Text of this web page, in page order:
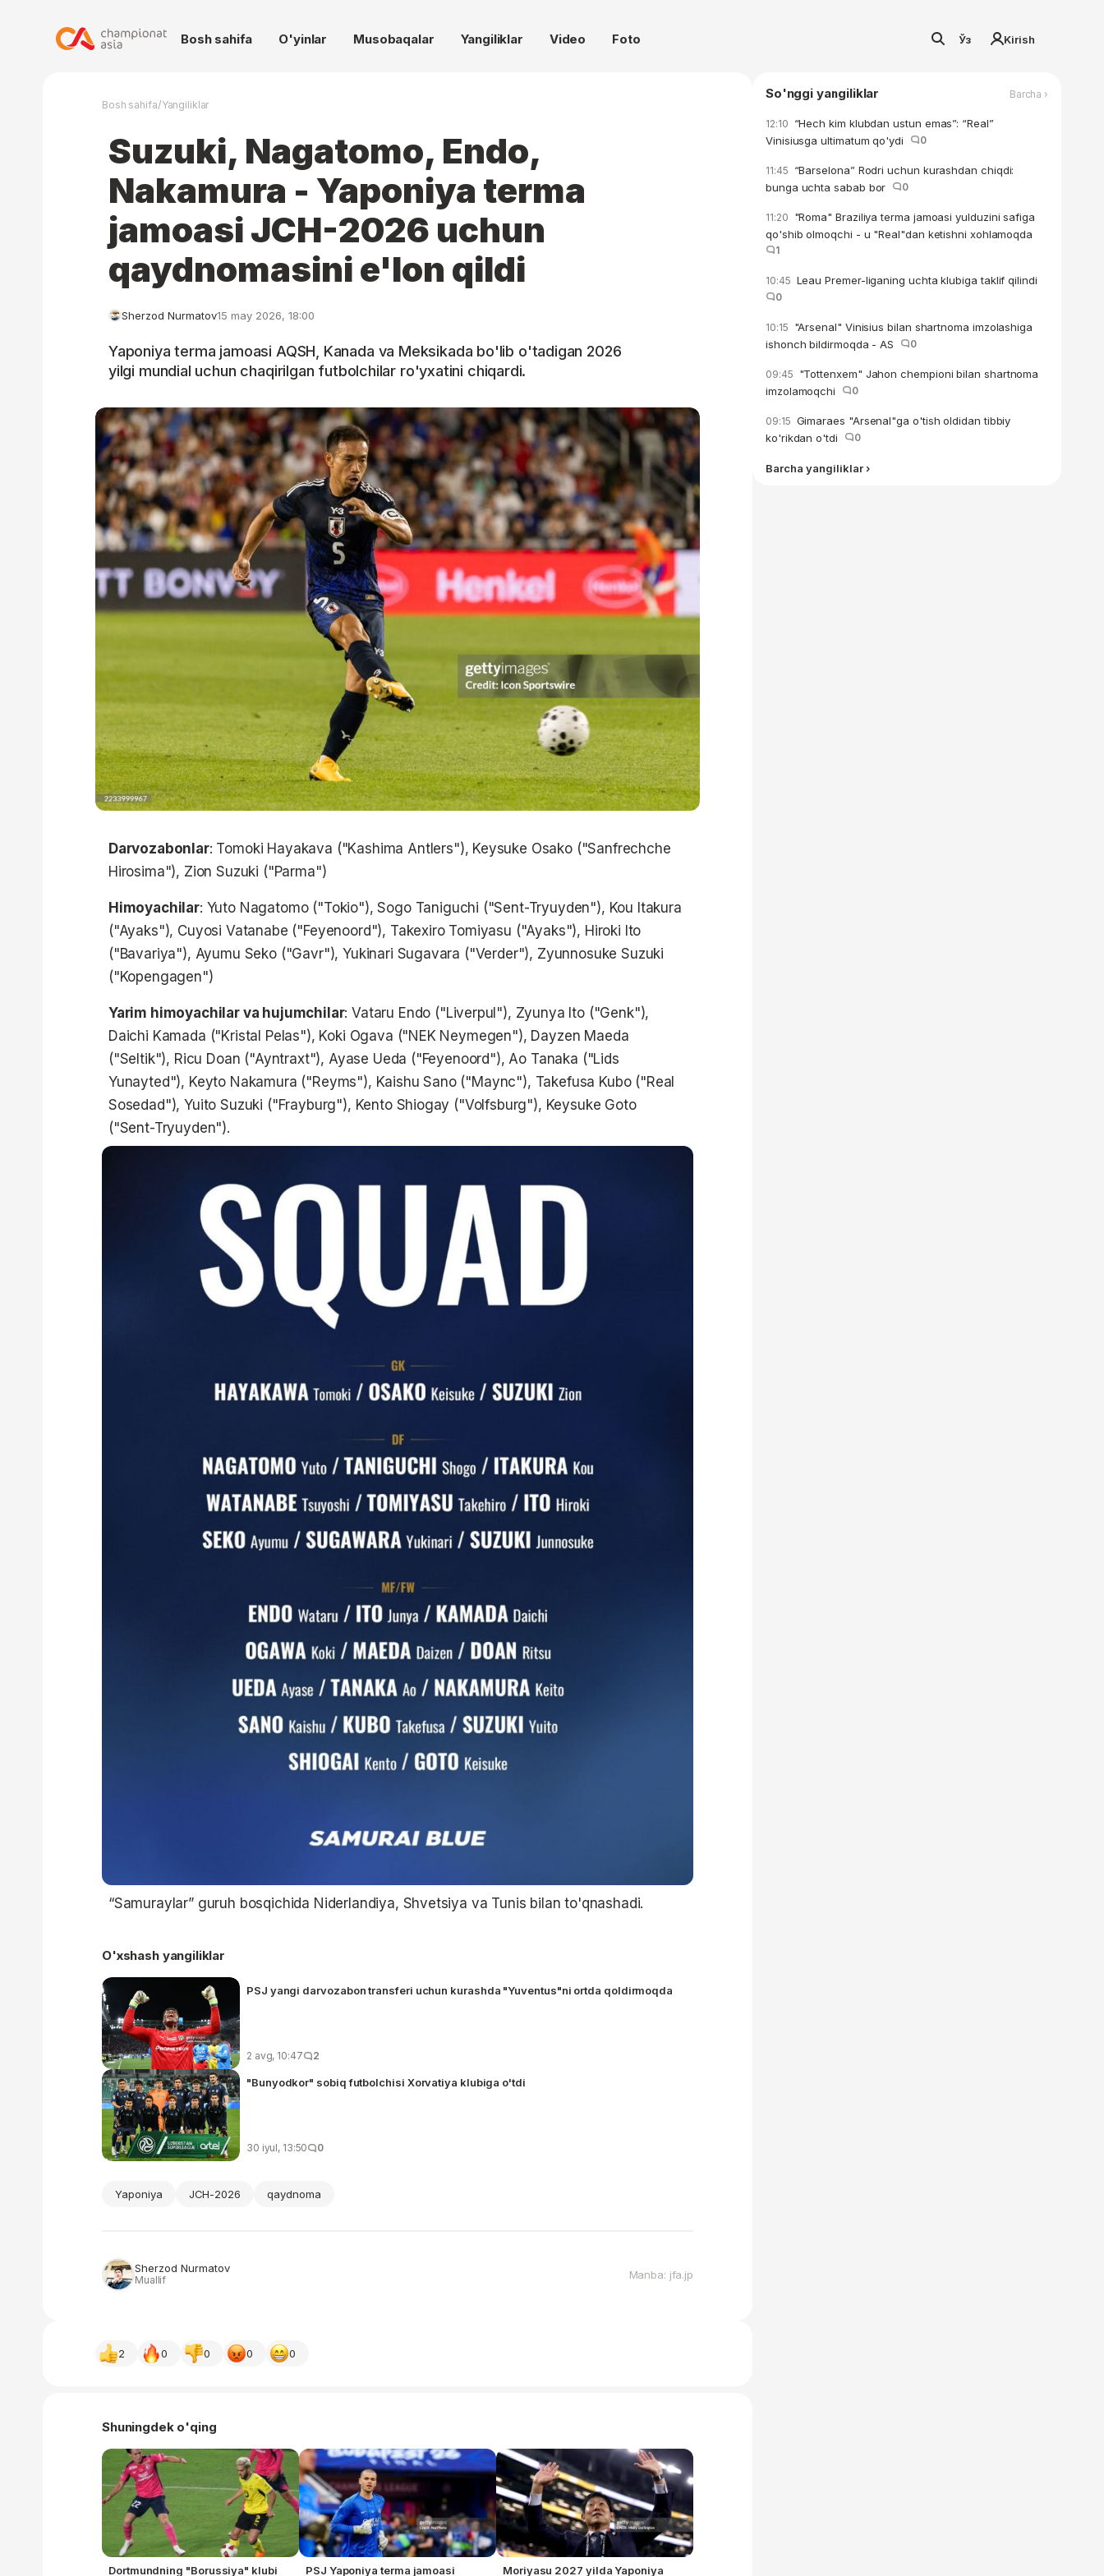
Bosh sahifa O'yinlar Musobaqalar Yangiliklar Video Foto Ўз Kirish
Bosh sahifa/Yangiliklar
Suzuki, Nagatomo, Endo,
Nakamura - Yaponiya terma
jamoasi JCH-2026 uchun
qaydnomasini e'lon qildi
Sherzod Nurmatov15 may 2026, 18:00
Yaponiya terma jamoasi AQSH, Kanada va Meksikada bo'lib o'tadigan 2026
yilgi mundial uchun chaqirilgan futbolchilar ro'yxatini chiqardi.
Darvozabonlar: Tomoki Hayakava ("Kashima Antlers"), Keysuke Osako ("Sanfrechche
Hirosima"), Zion Suzuki ("Parma")
Himoyachilar: Yuto Nagatomo ("Tokio"), Sogo Taniguchi ("Sent-Tryuyden"), Kou Itakura
("Ayaks"), Cuyosi Vatanabe ("Feyenoord"), Takexiro Tomiyasu ("Ayaks"), Hiroki Ito
("Bavariya"), Ayumu Seko ("Gavr"), Yukinari Sugavara ("Verder"), Zyunnosuke Suzuki
("Kopengagen")
Yarim himoyachilar va hujumchilar: Vataru Endo ("Liverpul"), Zyunya Ito ("Genk"),
Daichi Kamada ("Kristal Pelas"), Koki Ogava ("NEK Neymegen"), Dayzen Maeda
("Seltik"), Ricu Doan ("Ayntraxt"), Ayase Ueda ("Feyenoord"), Ao Tanaka ("Lids
Yunayted"), Keyto Nakamura ("Reyms"), Kaishu Sano ("Maync"), Takefusa Kubo ("Real
Sosedad"), Yuito Suzuki ("Frayburg"), Kento Shiogay ("Volfsburg"), Keysuke Goto
("Sent-Tryuyden").
“Samuraylar” guruh bosqichida Niderlandiya, Shvetsiya va Tunis bilan to'qnashadi.
O'xshash yangiliklar
PSJ yangi darvozabon transferi uchun kurashda "Yuventus"ni ortda qoldirmoqda
2 avg, 10:47 2
"Bunyodkor" sobiq futbolchisi Xorvatiya klubiga o'tdi
30 iyul, 13:50 0
Yaponiya JCH-2026 qaydnoma
Sherzod Nurmatov
Muallif Manba: jfa.jp
2 0 0 0 0
Shuningdek o'qing
Dortmundning "Borussiya" klubi PSJ Yaponiya terma jamoasi Moriyasu 2027 yilda Yaponiya
So'nggi yangiliklar Barcha ›
12:10 “Hech kim klubdan ustun emas”: “Real”
Vinisiusga ultimatum qo'ydi
0
11:45 “Barselona” Rodri uchun kurashdan chiqdi:
bunga uchta sabab bor
0
11:20 "Roma" Braziliya terma jamoasi yulduzini safiga
qo'shib olmoqchi - u "Real"dan ketishni xohlamoqda
1
10:45 Leau Premer-liganing uchta klubiga taklif qilindi
0
10:15 "Arsenal" Vinisius bilan shartnoma imzolashiga
ishonch bildirmoqda - AS
0
09:45 "Tottenxem" Jahon chempioni bilan shartnoma
imzolamoqchi
0
09:15 Gimaraes "Arsenal"ga o'tish oldidan tibbiy
ko'rikdan o'tdi
0
Barcha yangiliklar ›